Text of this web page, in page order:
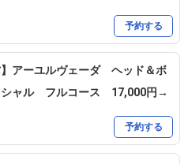
予約する
】アーユルヴェーダ ヘッド＆ボ
シャル フルコース 17,000円→
予約する